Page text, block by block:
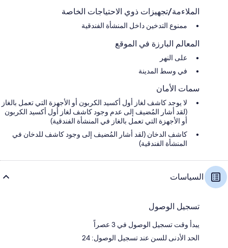
الملاءمة/تجهيزات ذوي الاحتياجات الخاصة
ممنوع التدخين داخل المنشأة الفندقية
المعالم البارزة في الموقع
على النهر
في وسط المدينة
سمات الأمان
لا يوجد كاشف لغاز أول أكسيد الكربون أو الأجهزة التي تعمل بالغاز
(لقد أشار المُضيف إلى عدم وجود كاشف لغاز أول أكسيد الكربون
أو الأجهزة التي تعمل بالغاز في المنشأة الفندقية)
كاشف الدخان (لقد أشار المُضيف إلى وجود كاشف للدخان في
المنشأة الفندقية)
السياسات
تسجيل الوصول
يبدأ وقت تسجيل الوصول في 3 عصراً
الحد الأدنى للسن عند تسجيل الوصول: 24